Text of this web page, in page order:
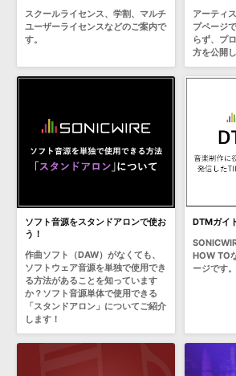
スクールライセンス、学割、マルチ
ユーザーライセンスなどのご案内で
す。
アーティ
プページ
らず、プ
方を公開
ソフト音源をスタンドアロンで使お
う！
作曲ソフト（DAW）がなくても、
ソフトウェア音源を単独で使用でき
る方法があることを知っています
か？ソフト音源単体で使用できる
「スタンドアロン」についてご紹介
します！
DTMガイ
HOW TO
ージです。